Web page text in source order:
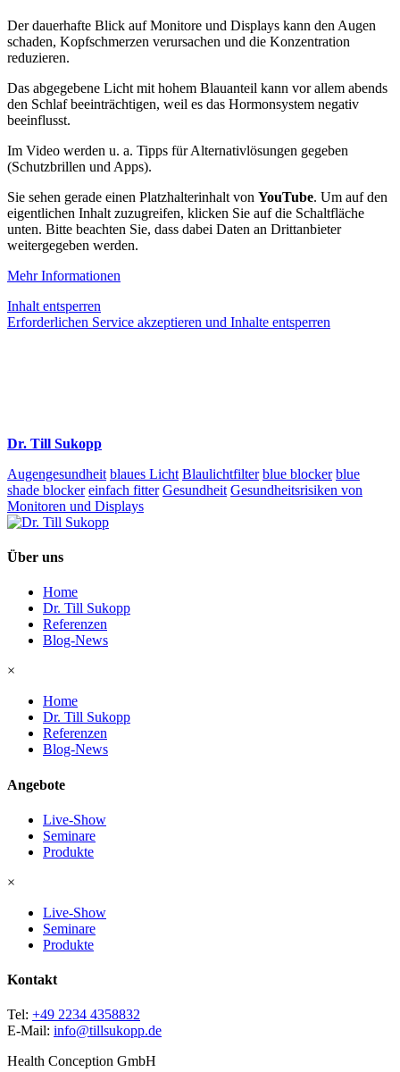
Der dauerhafte Blick auf Monitore und Displays kann den Augen
schaden, Kopfschmerzen verursachen und die Konzentration
reduzieren.
Das abgegebene Licht mit hohem Blauanteil kann vor allem abends
den Schlaf beeinträchtigen, weil es das Hormonsystem negativ
beeinflusst.
Im Video werden u. a. Tipps für Alternativlösungen gegeben
(Schutzbrillen und Apps).
Sie sehen gerade einen Platzhalterinhalt von YouTube. Um auf den
eigentlichen Inhalt zuzugreifen, klicken Sie auf die Schaltfläche
unten. Bitte beachten Sie, dass dabei Daten an Drittanbieter
weitergegeben werden.
Mehr Informationen
Inhalt entsperren
Erforderlichen Service akzeptieren und Inhalte entsperren
Dr. Till Sukopp
Augengesundheit blaues Licht Blaulichtfilter blue blocker blue
shade blocker einfach fitter Gesundheit Gesundheitsrisiken von
Monitoren und Displays
Über uns
Home
Dr. Till Sukopp
Referenzen
Blog-News
×
Home
Dr. Till Sukopp
Referenzen
Blog-News
Angebote
Live-Show
Seminare
Produkte
×
Live-Show
Seminare
Produkte
Kontakt
Tel: +49 2234 4358832
E-Mail: info@tillsukopp.de
Health Conception GmbH